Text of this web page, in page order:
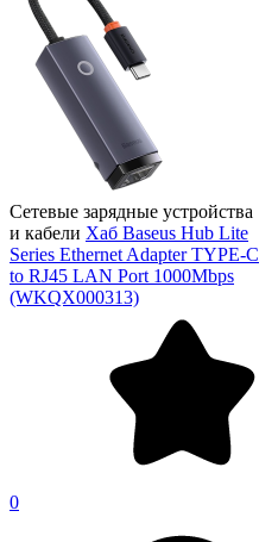
Сетевые зарядные устройства
и кабели Хаб Baseus Hub Lite
Series Ethernet Adapter TYPE-C
to RJ45 LAN Port 1000Mbps
(WKQX000313)
0